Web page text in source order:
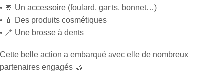
• 🧣 Un accessoire (foulard, gants, bonnet…)
• 💄 Des produits cosmétiques
• 🪥 Une brosse à dents
Cette belle action a embarqué avec elle de nombreux
partenaires engagés 🤝